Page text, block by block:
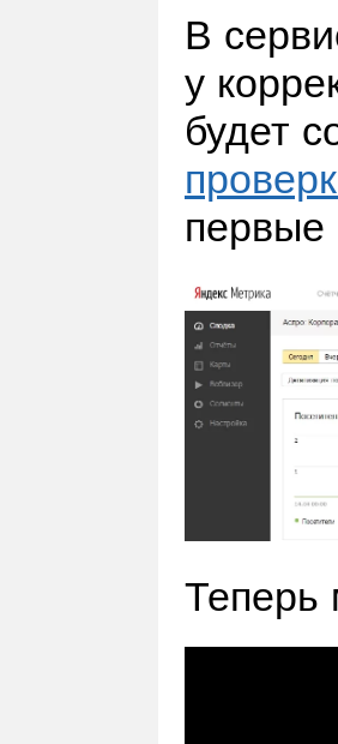
В
у
будет
Теперь